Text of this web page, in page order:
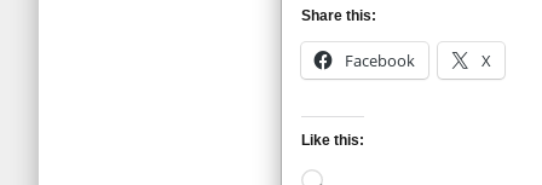
Share this:
Facebook X
Like this:
Loading…